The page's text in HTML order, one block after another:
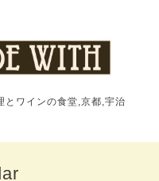
とワインの食堂,京都,宇治